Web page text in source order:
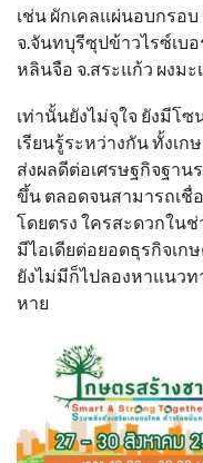
เช่น ผักเคลแผ่นอบกรอ
จ.จันทบุรีซุปข้าวไรซ์เบ
หลินจือ จ.สระแก้ว ผงม
เท่านั้นยังไม่จุใจ ยังมีโ
เรียนรู้ระหว่างกัน ทั้งเ
ส่งผลดีต่อเศรษฐกิจฐาน
ขึ้น ตลอดจนสามารถเชื่
โดยตรง ใครสะดวกในช่
มีไอเดียต่อยอดธุรกิจเก
ยังไม่มีก็ไปลองหาแนวท
หาย